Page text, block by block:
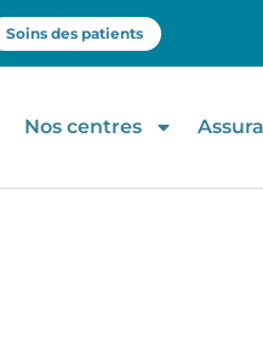
Soins des patients
Nos centres